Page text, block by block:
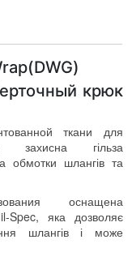
крюк
ткани для
гільза
обмотки шлангів та
оснащена
Spec, яка дозволяє
шлангів і може